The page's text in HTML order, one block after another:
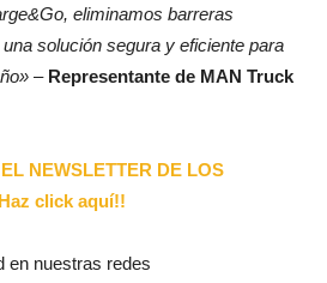
eliminamos barreras
solución segura y eficiente para
– Representante de MAN Truck
NEWSLETTER DE LOS
click aquí!!
en nuestras redes